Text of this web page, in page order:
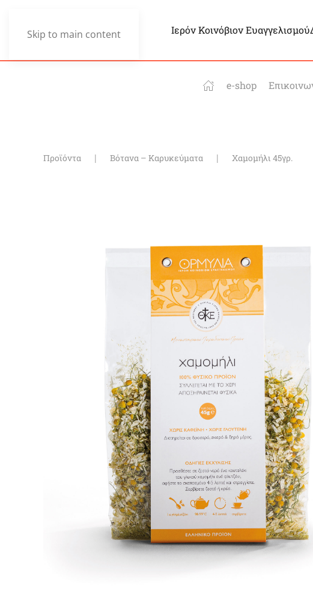
Skip to main content Ιερόν Κοινόβιον Ευαγγελισμού
e-shop
Προϊόντα Βότανα – Καρυκεύματα Χαμομήλι 45γρ.